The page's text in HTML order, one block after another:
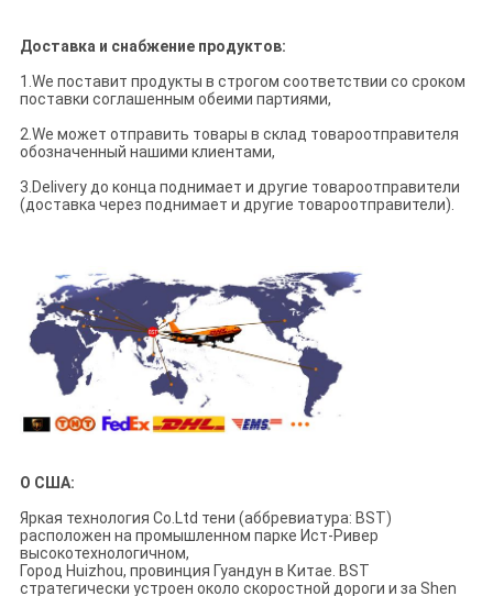
Доставка и снабжение продуктов:
1.We поставит продукты в строгом соответствии со сроком
поставки соглашенным обеими партиями,
2.We может отправить товары в склад товароотправителя
обозначенный нашими клиентами,
3.Delivery до конца поднимает и другие товароотправители
(доставка через поднимает и другие товароотправители).
О США:
Яркая технология Co.Ltd тени (аббревиатура: BST)
расположен на промышленном парке Ист-Ривер
высокотехнологичном,
Город Huizhou, провинция Гуандун в Китае. BST
стратегически устроен около скоростной дороги и за Shen